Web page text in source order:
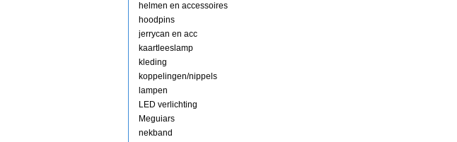
helmen en accessoires
hoodpins
jerrycan en acc
kaartleeslamp
kleding
koppelingen/nippels
lampen
LED verlichting
Meguiars
nekband